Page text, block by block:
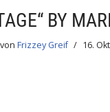
BY
von Frizzey Greif 16.